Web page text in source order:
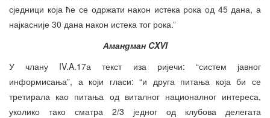
сједници која ће се одржати након истека рока од 45 дана, а
најкасније 30 дана након истека тог рока.”
Амандман CXVI
У члану IV.A.17а текст иза ријечи: “систем јавног
информисања”, а који гласи: “и друга питања која би се
третирала као питања од виталног националног интереса,
уколико тако сматра 2/3 једног од клубова делегата